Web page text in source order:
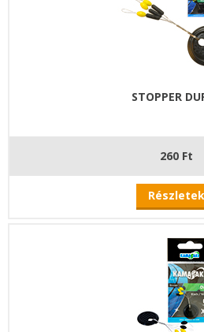
STOPPER
260 Ft
Részletek